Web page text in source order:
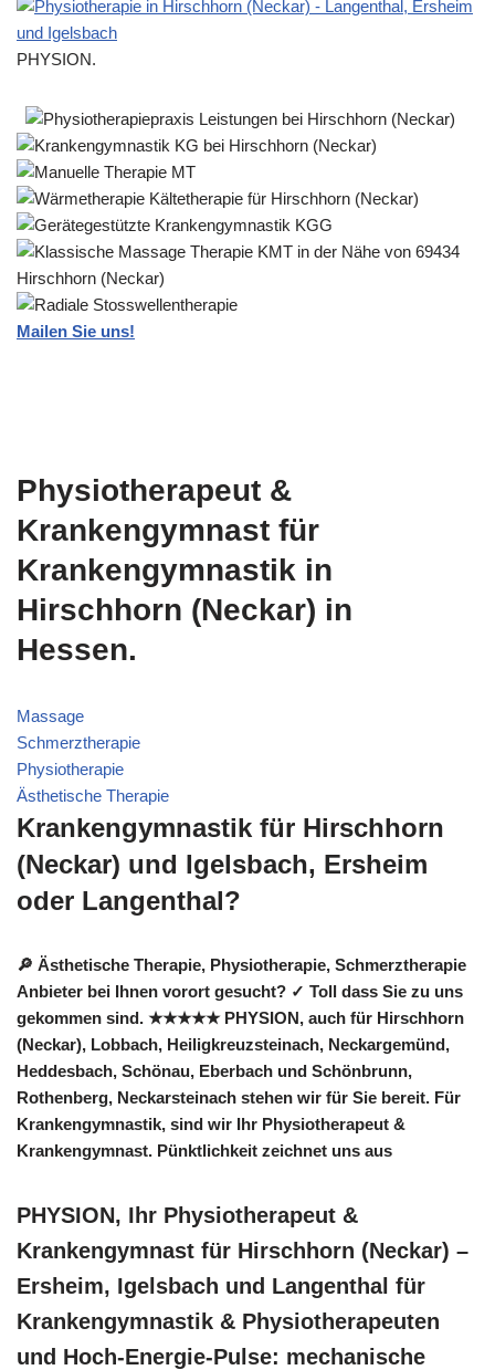
PHYSION.
Mailen Sie uns!
Physiotherapeut &
Krankengymnast für
Krankengymnastik in
Hirschhorn (Neckar) in
Hessen.
Massage
Schmerztherapie
Physiotherapie
Ästhetische Therapie
Krankengymnastik für Hirschhorn
(Neckar) und Igelsbach, Ersheim
oder Langenthal?
🔎 Ästhetische Therapie, Physiotherapie, Schmerztherapie
Anbieter bei Ihnen vorort gesucht? ✓ Toll dass Sie zu uns
gekommen sind. ★★★★★ PHYSION, auch für Hirschhorn
(Neckar), Lobbach, Heiligkreuzsteinach, Neckargemünd,
Heddesbach, Schönau, Eberbach und Schönbrunn,
Rothenberg, Neckarsteinach stehen wir für Sie bereit. Für
Krankengymnastik, sind wir Ihr Physiotherapeut &
Krankengymnast. Pünktlichkeit zeichnet uns aus
PHYSION, Ihr Physiotherapeut &
Krankengymnast für Hirschhorn (Neckar) –
Ersheim, Igelsbach und Langenthal für
Krankengymnastik & Physiotherapeuten
und Hoch-Energie-Pulse: mechanische